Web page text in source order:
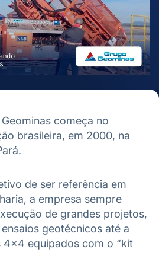
começa no
brasileira, em 2000, na
de ser referência em
a empresa sempre
de grandes projetos,
geotécnicos até a
4×4 equipados com o “kit